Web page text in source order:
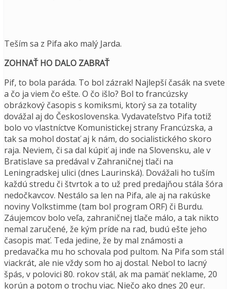
Teším sa z Pifa ako malý Jarda.
ZOHNAŤ HO DALO ZABRAŤ
Pif, to bola paráda. To bol zázrak! Najlepší časák na svete
a čo ja viem čo ešte. O čo išlo? Bol to francúzsky
obrázkový časopis s komiksmi, ktorý sa za totality
dovážal aj do Československa. Vydavateľstvo Pifa totiž
bolo vo vlastníctve Komunistickej strany Francúzska, a
tak sa mohol dostať aj k nám, do socialistického skoro
raja. Neviem, či sa dal kúpiť aj inde na Slovensku, ale v
Bratislave sa predával v Zahraničnej tlači na
Leningradskej ulici (dnes Laurinská). Dovážali ho tuším
každú stredu či štvrtok a to už pred predajňou stála šóra
nedočkavcov. Nestálo sa len na Pifa, ale aj na rakúske
noviny Volkstimme (tam bol program ORF) či Burdu.
Záujemcov bolo veľa, zahraničnej tlače málo, a tak nikto
nemal zaručené, že kým príde na rad, budú ešte jeho
časopis mať. Teda jedine, že by mal známosti a
predavačka mu ho schovala pod pultom. Na Pifa som stál
viackrát, ale nie vždy som ho aj dostal. Nebol to lacný
špás, v polovici 80. rokov stál, ak ma pamäť neklame, 20
korún a potom o trochu viac. Niečo ako dnes 20 eur.